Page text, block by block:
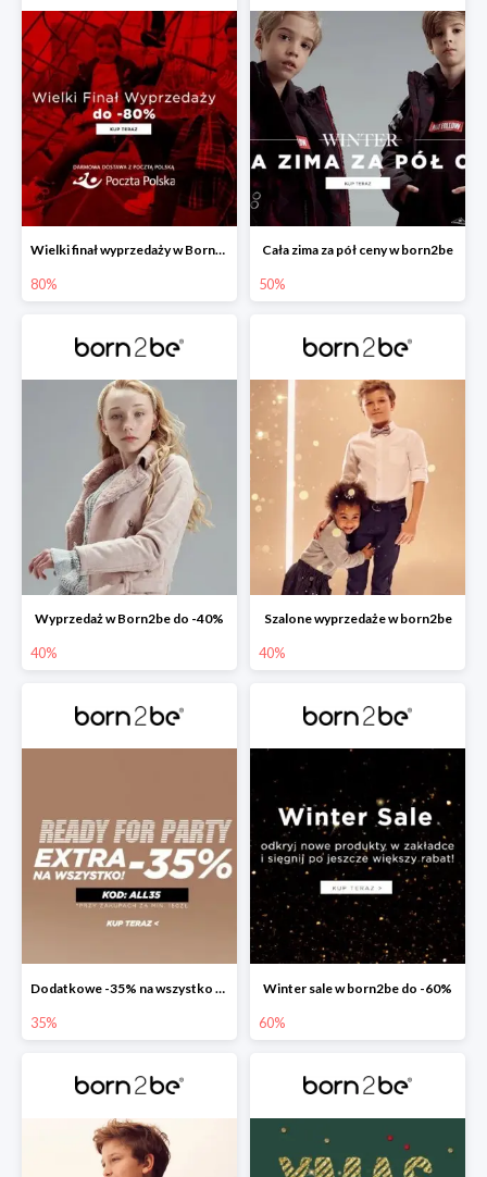
Wielki finał wyprzedaży w Born2be -80%
80%
Cała zima za pół ceny w born2be
50%
Wyprzedaż w Born2be do -40%
40%
Szalone wyprzedaże w born2be
40%
Dodatkowe -35% na wszystko w born2be
35%
Winter sale w born2be do -60%
60%